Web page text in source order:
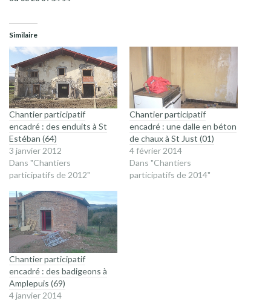
Similaire
Chantier participatif
encadré : des enduits à St
Estéban (64)
3 janvier 2012
Dans "Chantiers
participatifs de 2012"
Chantier participatif
encadré : une dalle en béton
de chaux à St Just (01)
4 février 2014
Dans "Chantiers
participatifs de 2014"
Chantier participatif
encadré : des badigeons à
Amplepuis (69)
4 janvier 2014